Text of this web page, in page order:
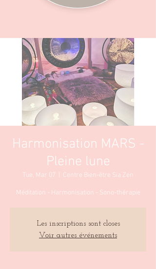
Harmonisation MARS -
Pleine lune
Tue, Mar 07 Centre Bien-être Sia Zen
Méditation - Harmonisation - Sono-thérapie
Les inscriptions sont closes
Voir autres événements